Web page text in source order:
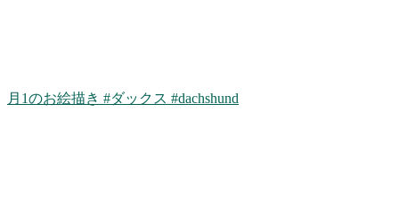
月1のお絵描き #ダックス #dachshund